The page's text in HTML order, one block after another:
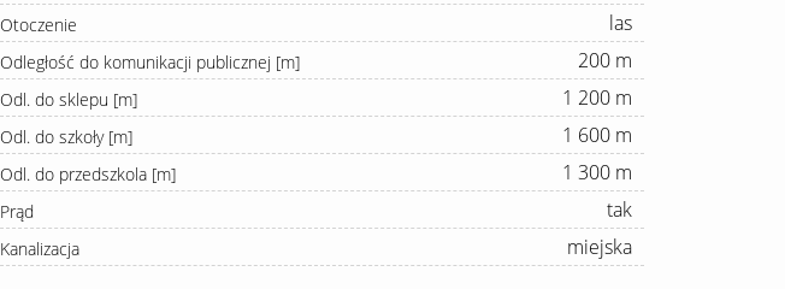
Otoczenie las
Odległość do komunikacji publicznej [m] 200 m
Odl. do sklepu [m] 1 200 m
Odl. do szkoły [m] 1 600 m
Odl. do przedszkola [m] 1 300 m
Prąd tak
Kanalizacja miejska